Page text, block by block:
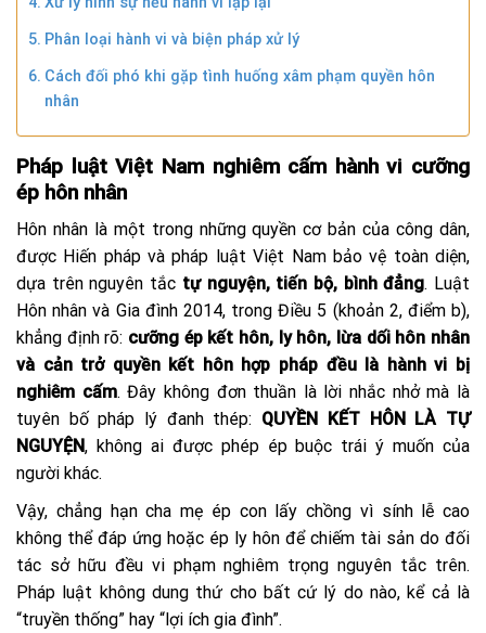
Phân loại hành vi và biện pháp xử lý
Cách đối phó khi gặp tình huống xâm phạm quyền hôn
nhân
Pháp luật Việt Nam nghiêm cấm hành vi cưỡng
ép hôn nhân
Hôn nhân là một trong những quyền cơ bản của công dân,
được Hiến pháp và pháp luật Việt Nam bảo vệ toàn diện,
dựa trên nguyên tắc tự nguyện, tiến bộ, bình đẳng. Luật
Hôn nhân và Gia đình 2014, trong Điều 5 (khoản 2, điểm b),
khẳng định rõ: cưỡng ép kết hôn, ly hôn, lừa dối hôn nhân
và cản trở quyền kết hôn hợp pháp đều là hành vi bị
nghiêm cấm. Đây không đơn thuần là lời nhắc nhở mà là
tuyên bố pháp lý đanh thép: QUYỀN KẾT HÔN LÀ TỰ
NGUYỆN, không ai được phép ép buộc trái ý muốn của
người khác.
Vậy, chẳng hạn cha mẹ ép con lấy chồng vì sính lễ cao
không thể đáp ứng hoặc ép ly hôn để chiếm tài sản do đối
tác sở hữu đều vi phạm nghiêm trọng nguyên tắc trên.
Pháp luật không dung thứ cho bất cứ lý do nào, kể cả là
“truyền thống” hay “lợi ích gia đình”.